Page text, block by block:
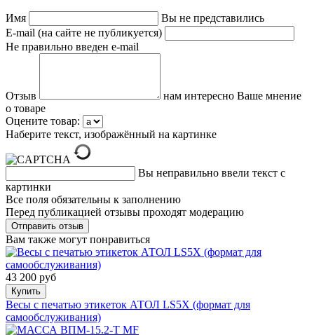
Имя
Вы не представились
E-mail (на сайте не публикуется)
Не правильно введен e-mail
Отзыв
нам интересно Ваше мнение
о товаре
Оцените товар:
Наберите текст, изображённый на картинке
Вы неправильно ввели текст с
картинки
Все поля обязательны к заполнению
Перед публикацией отзывы проходят модерацию
Вам также могут понравиться
43 200 руб
Купить
Весы с печатью этикеток АТОЛ LS5X (формат для
самообслуживания)